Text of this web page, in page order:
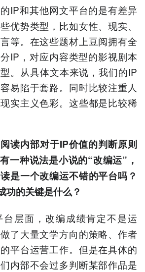
IP和其他网文平台的是有差异
优势类型，比如女性、现实、
等。在这些题材上豆阅拥有全
IP，对应内容类型的影视剧本
。从具体文本来说，我们的IP
易陷于套路。同时比较注重人
实主义色彩。这些都是比较稀
读内部对于IP价值的判断原则
一种说法是小说的“改编运”，
是一个改编运不错的平台吗？
功的关键是什么？
台层面，改编成绩肯定不是运
了大量文学方向的策略、作者
平台运营工作。但是在具体的
内部不会过多判断某部作品是